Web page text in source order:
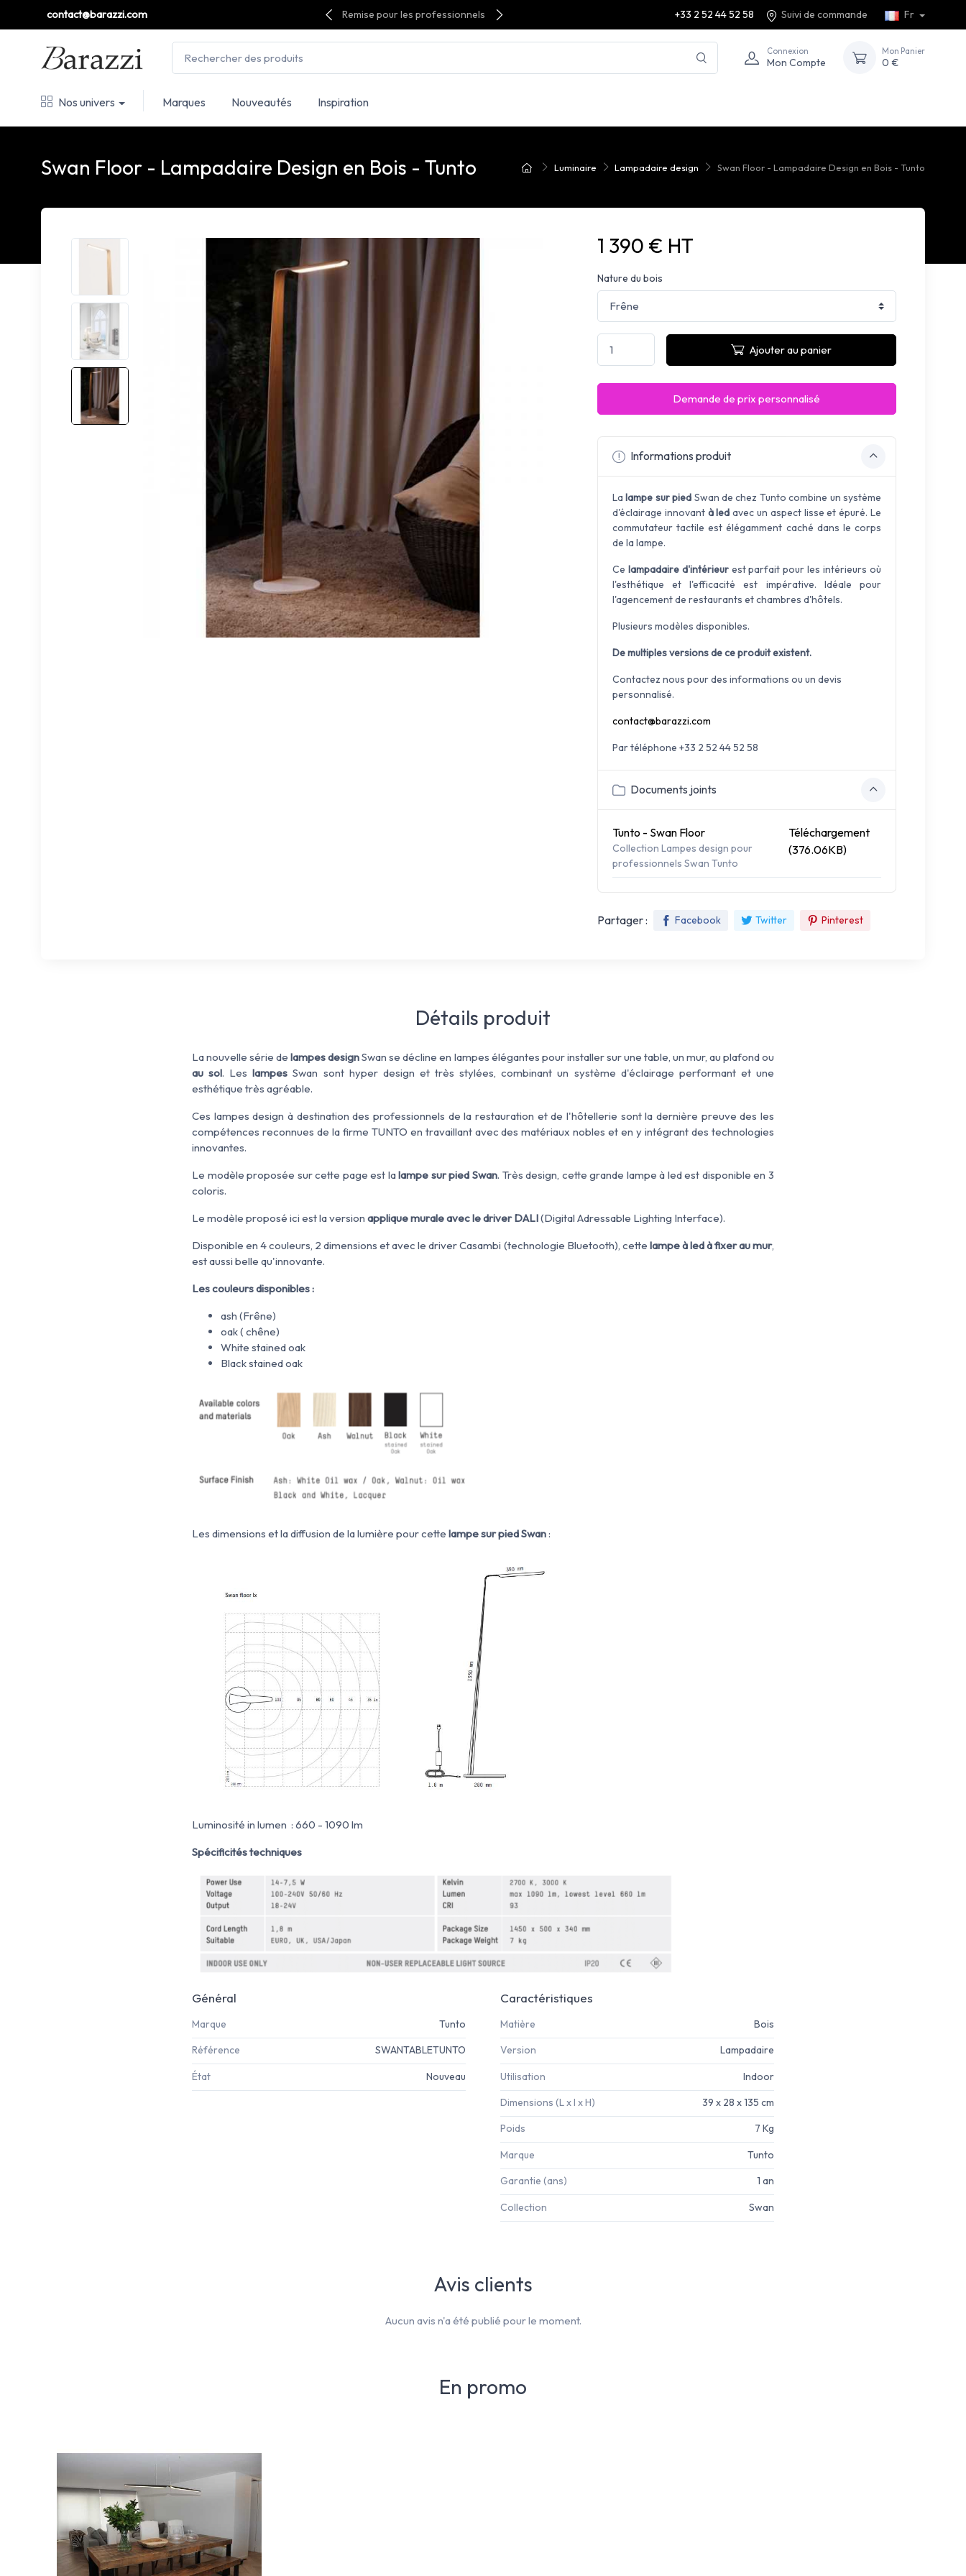
contact@barazzi.com Remise pour les professionnels +33 2 52 44 52 58 Suivi de commande Fr
Connexion
Mon Compte
Mon Panier
0 €
Nos univers Marques Nouveautés Inspiration
Luminaire Lampadaire design Swan Floor - Lampadaire Design en Bois - Tunto
Swan Floor - Lampadaire Design en Bois - Tunto
1 390 € HT
Nature du bois
Ajouter au panier
Demande de prix personnalisé
Informations produit
Lalampe sur pied Swan de chez Tunto combine un système
d'éclairage innovant à led avec un aspect lisse et épuré. Le
commutateur tactile est élégamment caché dans le corps
de la lampe.
Ce lampadaire d'intérieurest parfait pour les intérieurs où
l'esthétique et l'efficacité est impérative. Idéale pour
l'agencement de restaurants et chambres d'hôtels.
Plusieurs modèles disponibles.
De multiples versions de ce produit existent.
Contactez nous pour des informations ou un devis
personnalisé.
contact@barazzi.com
Par téléphone +33 2 52 44 52 58
Documents joints
Tunto - Swan Floor
Collection Lampes design pour
professionnels Swan Tunto
Téléchargement
(376.06KB)
Partager : Facebook Twitter Pinterest
Détails produit
La nouvelle série delampes designSwan se décline en lampes élégantes pour installer sur une table, un mur, au plafond ou
au sol. Leslampes Swan sont hyper design et très stylées, combinant un système d'éclairage performant et une
esthétique très agréable.
Ces lampes design à destination des professionnels de la restauration et de l'hôtellerie sont la dernière preuve des les
compétences reconnues de la firme TUNTO en travaillant avec des matériaux nobles et en y intégrant des technologies
innovantes.
Le modèle proposée sur cette page est lalampe sur pied Swan. Très design, cette grande lampe à led est disponible en 3
coloris.
Le modèle proposé ici est la version applique muraleavec le driver DALI(Digital Adressable Lighting Interface).
Disponible en 4 couleurs, 2 dimensions et avec le driver Casambi (technologie Bluetooth), cette lampe à led à fixer au mur,
est aussi belle qu'innovante.
Les couleurs disponibles :
ash (Frêne)
oak ( chêne)
White stained oak
Black stained oak
Les dimensions et la diffusion de la lumière pour cette lampe sur pied Swan:
Luminosité in lumen : 660 - 1090 lm
Spécificités techniques
Général
Marque Tunto
Référence SWANTABLETUNTO
État Nouveau
Caractéristiques
Matière Bois
Version Lampadaire
Utilisation Indoor
Dimensions (L x l x H) 39 x 28 x 135 cm
Poids 7 Kg
Marque Tunto
Garantie (ans) 1 an
Collection Swan
Avis clients
Aucun avis n'a été publié pour le moment.
En promo